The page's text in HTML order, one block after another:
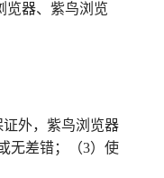
览器、紫鸟浏览
外，紫鸟浏览器
无差错；（3）使